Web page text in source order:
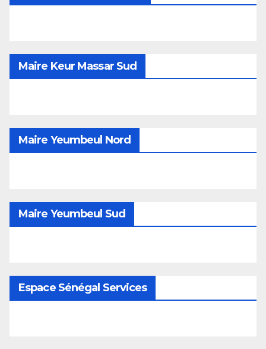
Maire Keur Massar Sud
Maire Yeumbeul Nord
Maire Yeumbeul Sud
Espace Sénégal Services